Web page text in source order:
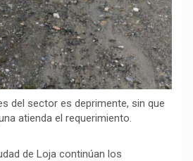
del sector es deprimente, sin que
atienda el requerimiento.
de Loja continúan los